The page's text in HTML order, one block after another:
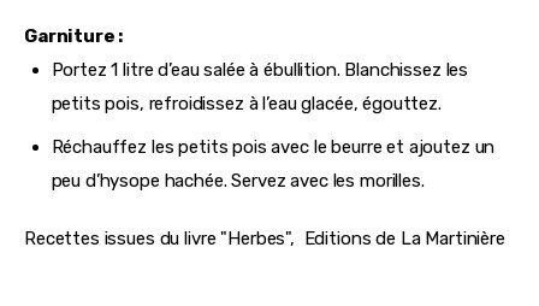
Garniture :
Portez 1 litre d’eau salée à ébullition. Blanchissez les
petits pois, refroidissez à l’eau glacée, égouttez.
Réchauffez les petits pois avec le beurre et ajoutez un
peu d’hysope hachée. Servez avec les morilles.
Recettes issues du livre "Herbes",  Editions de La Martinière